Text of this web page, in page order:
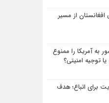
افغانستان از مسیر
شهروندان ۱۲ کشور به آمریکا را ممنوع
توجیه امنیتی؟
برای اتباع؛ هدف